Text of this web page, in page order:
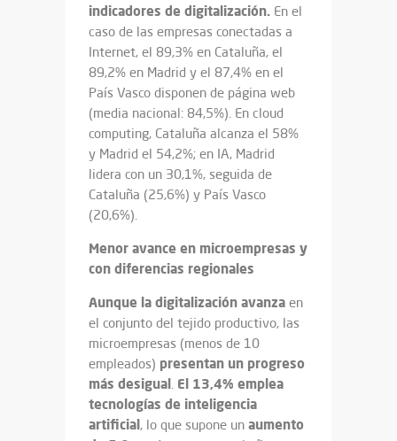
indicadores de digitalización. En el
caso de las empresas conectadas a
Internet, el 89,3% en Cataluña, el
89,2% en Madrid y el 87,4% en el
País Vasco disponen de página web
(media nacional: 84,5%). En cloud
computing, Cataluña alcanza el 58%
y Madrid el 54,2%; en IA, Madrid
lidera con un 30,1%, seguida de
Cataluña (25,6%) y País Vasco
(20,6%).
Menor avance en microempresas y
con diferencias regionales
Aunque la digitalización avanza en
el conjunto del tejido productivo, las
microempresas (menos de 10
empleados) presentan un progreso
más desigual. El 13,4% emplea
tecnologías de inteligencia
artificial, lo que supone un aumento